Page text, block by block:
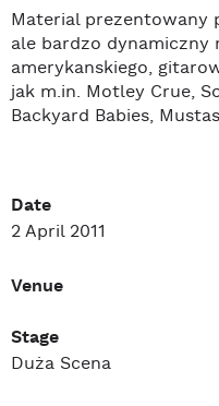
Material prezentowany
ale bardzo
amerykanskiego,
jak m.in. Motley Crue,
Backyard Babies,
Date
2 April 2011
Venue
Stage
Duża Scena